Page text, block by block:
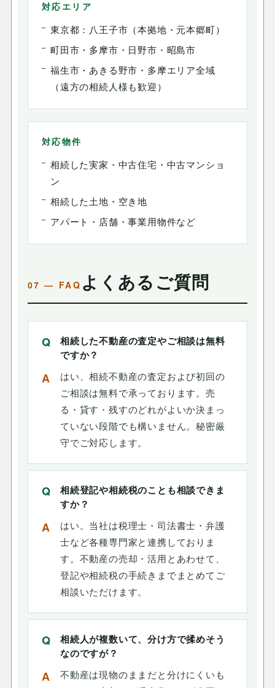
対応エリア
東京都：八王子市（本拠地・元本郷町）
町田市・多摩市・日野市・昭島市
福生市・あきる野市・多摩エリア全域
（遠方の相続人様も歓迎）
対応物件
相続した実家・中古住宅・中古マンショ
ン
相続した土地・空き地
アパート・店舗・事業用物件など
よくあるご質問
相続した不動産の査定やご相談は無料
ですか？
はい、相続不動産の査定および初回の
ご相談は無料で承っております。売
る・貸す・残すのどれがよいか決まっ
ていない段階でも構いません。秘密厳
守でご対応します。
相続登記や相続税のことも相談できま
すか？
はい。当社は税理士・司法書士・弁護
士など各種専門家と連携しておりま
す。不動産の売却・活用とあわせて、
登記や相続税の手続きまでまとめてご
相談いただけます。
相続人が複数いて、分け方で揉めそう
なのですが？
不動産は現物のままだと分けにくいも